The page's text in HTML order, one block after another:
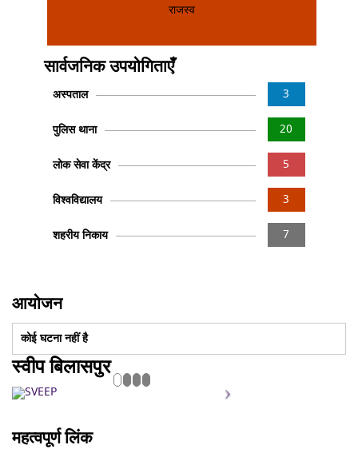
राजस्व
सार्वजनिक उपयोगिताएँ
3
अस्पताल
20
पुलिस थाना
5
लोक सेवा केंद्र
3
विश्वविद्यालय
7
शहरीय निकाय
आयोजन
कोई घटना नहीं है
स्वीप बिलासपुर
महत्वपूर्ण लिंक